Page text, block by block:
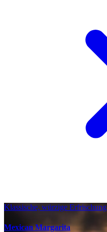
Klassische, würzige Erfrischung
Mexican Margarita